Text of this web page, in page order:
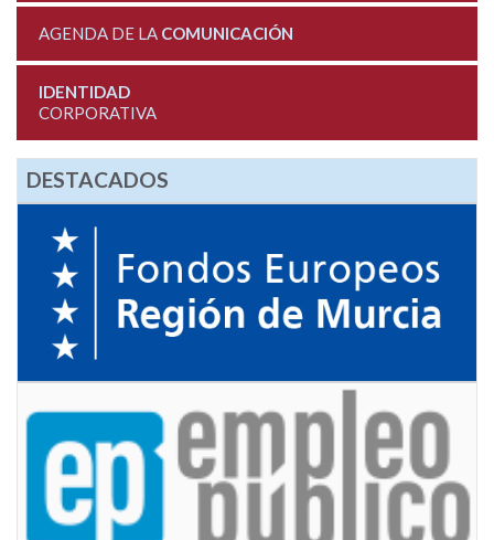
AGENDA DE LA COMUNICACIÓN
IDENTIDAD
CORPORATIVA
DESTACADOS